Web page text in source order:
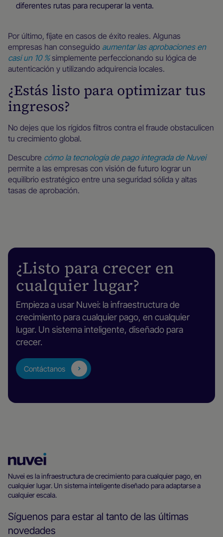
diferentes rutas para recuperar la venta.
Por último, fíjate en casos de éxito reales. Algunas
empresas han conseguido aumentar las aprobaciones en
casi un 10 %simplemente perfeccionando su lógica de
autenticación y utilizando adquirencia locales.
¿Estás listo para optimizar tus
ingresos?
No dejes que los rígidos filtros contra el fraude obstaculicen
tu crecimiento global.
Descubre cómo la tecnología de pago integrada de Nuvei
permite a las empresas con visión de futuro lograr un
equilibrio estratégico entre una seguridad sólida y altas
tasas de aprobación.
¿Listo para crecer en
cualquier lugar?
Empieza a usar Nuvei: la infraestructura de
crecimiento para cualquier pago, en cualquier
lugar. Un sistema inteligente, diseñado para
crecer.
Contáctanos
principal
de
Nuvei
Nuvei es la infraestructura de crecimiento para cualquier pago, en
cualquier lugar. Un sistema inteligente diseñado para adaptarse a
cualquier escala.
Síguenos para estar al tanto de las últimas
novedades